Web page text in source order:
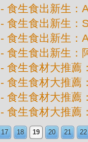
食生食出新生：
食生食出新生
食生食出新生
食生食出新生：
食生食材大推
食生食材大推
食生食材大推
食生食材大推
17 18 19 20 21 22